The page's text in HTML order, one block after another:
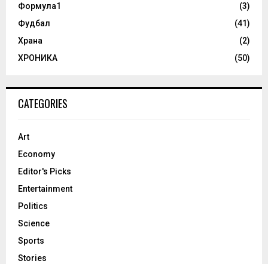
Формула1
(3)
Фудбал
(41)
Храна
(2)
ХРОНИКА
(50)
CATEGORIES
Art
Economy
Editor's Picks
Entertainment
Politics
Science
Sports
Stories